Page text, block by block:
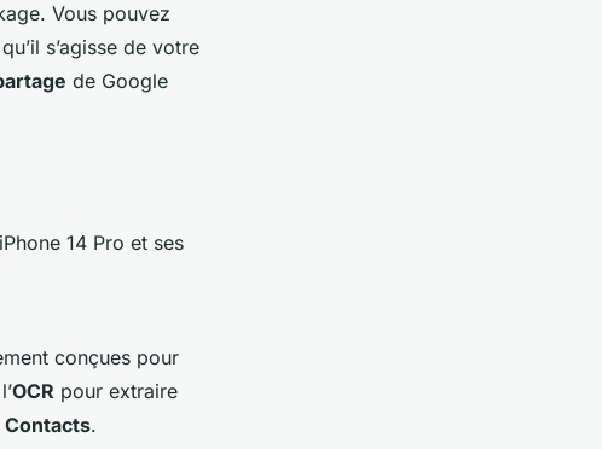
Vous pouvez
s’agisse de votre
de Google
14 Pro et ses
conçues pour
OCR pour extraire
Contacts.